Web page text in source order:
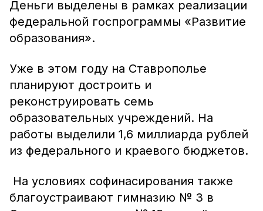
Деньги выделены в рамках реализации
федеральной госпрограммы «Развитие
образования».
Уже в этом году на Ставрополье
планируют достроить и
реконструировать семь
образовательных учреждений. На
работы выделили 1,6 миллиарда рублей
из федерального и краевого бюджетов.
На условиях софинасирования также
благоустраивают гимназию № 3 в